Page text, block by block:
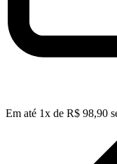
Em até 1x de R$ 98,90